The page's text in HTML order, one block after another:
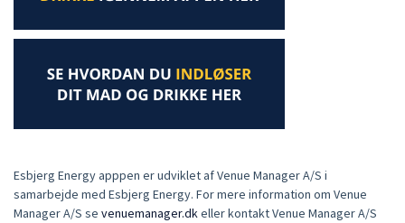
Esbjerg Energy apppen er udviklet af Venue Manager A/S i
samarbejde med Esbjerg Energy. For mere information om Venue
Manager A/S se venuemanager.dkeller kontakt Venue Manager A/S